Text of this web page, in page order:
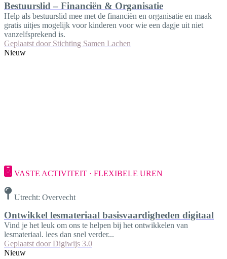
Bestuurslid – Financiën & Organisatie
Help als bestuurslid mee met de financiën en organisatie en maak
gratis uitjes mogelijk voor kinderen voor wie een dagje uit niet
vanzelfsprekend is.
Geplaatst door Stichting Samen Lachen
Nieuw
VASTE ACTIVITEIT · FLEXIBELE UREN
Utrecht: Overvecht
Ontwikkel lesmateriaal basisvaardigheden digitaal
Vind je het leuk om ons te helpen bij het ontwikkelen van
lesmateriaal. lees dan snel verder...
Geplaatst door Digiwijs 3.0
Nieuw